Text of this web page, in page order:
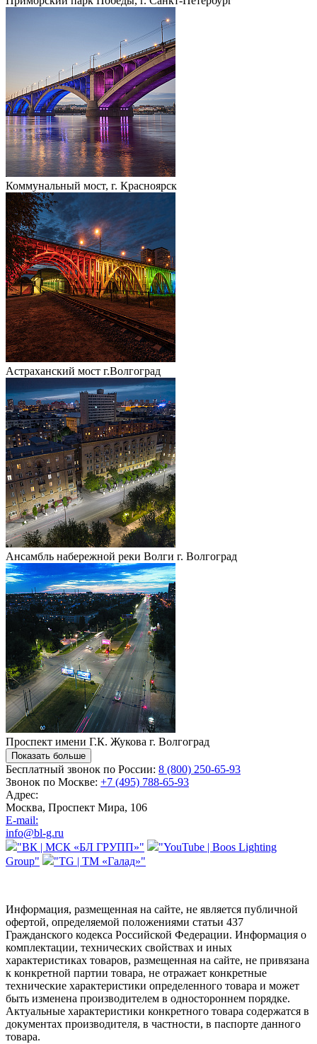
Коммунальный мост, г. Красноярск
Астраханский мост г.Волгоград
Ансамбль набережной реки Волги г. Волгоград
Проспект имени Г.К. Жукова г. Волгоград
Бесплатный звонок по России: 8 (800) 250-65-93
Звонок по Москве: +7 (495) 788-65-93
Адрес:
Москва, Проспект Мира, 106
E-mail:
info@bl-g.ru
"ВК | МСК «БЛ ГРУПП»"
"YouTube | Boos Lighting
Group"
"TG | ТМ «Галад»"
Информация, размещенная на сайте, не является публичной
офертой, определяемой положениями статьи 437
Гражданского кодекса Российской Федерации. Информация о
комплектации, технических свойствах и иных
характеристиках товаров, размещенная на сайте, не привязана
к конкретной партии товара, не отражает конкретные
технические характеристики определенного товара и может
быть изменена производителем в одностороннем порядке.
Актуальные характеристики конкретного товара содержатся в
документах производителя, в частности, в паспорте данного
товара.